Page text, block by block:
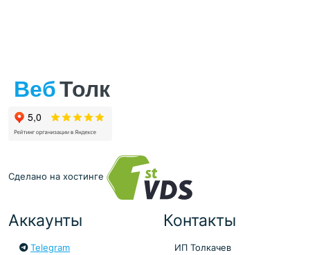
Сделано на хостинге
Аккаунты
Telegram
Контакты
ИП Толкачев